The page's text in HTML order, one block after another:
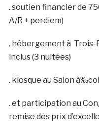
. soutien financier de
A/R + perdiem)
. hébergement à Trois-
inclus (3 nuitées)
. kiosque au Salon
. et participation au
remise des prix